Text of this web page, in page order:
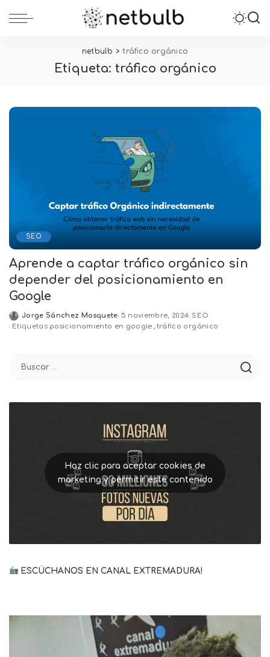
netbulb >tráfico orgánico
Etiqueta: tráfico orgánico
SEO
Aprende a captar tráfico orgánico sin
depender del posicionamiento en
Google
Posted
by
Jorge Sánchez Mosquete 5 noviembre, 2024 SEO
Etiquetas posicionamiento en google tráfico orgánico
Haz clic para aceptar cookies de
marketing y permitir este contenido
ESCÚCHANOS EN CANAL EXTREMADURA!